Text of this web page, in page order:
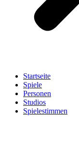
Startseite
Spiele
Personen
Studios
Spielestimmen